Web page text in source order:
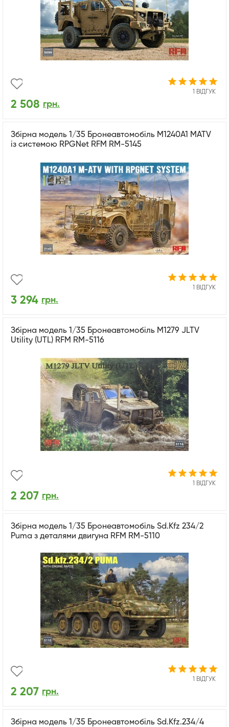
1 ВІДГУК
2 508 грн.
Збірна модель 1/35 Бронеавтомобіль M1240A1 MATV
із системою RPGNet RFM RM-5145
1 ВІДГУК
3 294 грн.
Збірна модель 1/35 Бронеавтомобіль M1279 JLTV
Utility (UTL) RFM RM-5116
1 ВІДГУК
2 207 грн.
Збірна модель 1/35 Бронеавтомобіль Sd.Kfz 234/2
Puma з деталями двигуна RFM RM-5110
1 ВІДГУК
2 207 грн.
Збірна модель 1/35 Бронеавтомобіль Sd.Kfz.234/4